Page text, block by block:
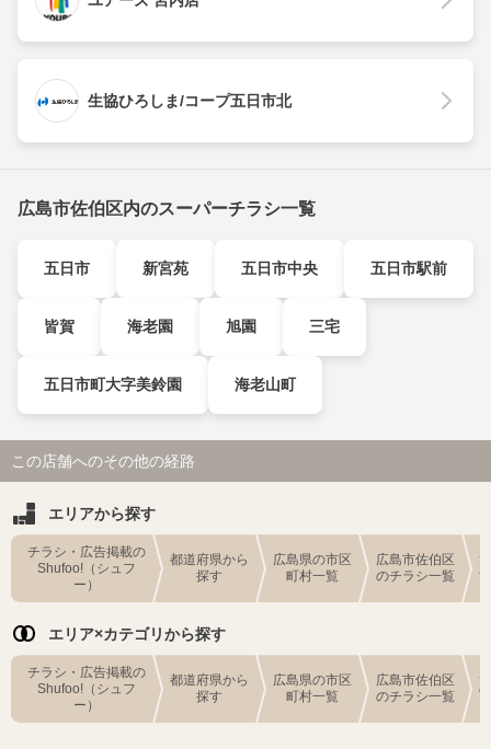
生協ひろしま/コープ五日市北
広島市佐伯区内のスーパーチラシ一覧
五日市 新宮苑 五日市中央 五日市駅前
皆賀 海老園 旭園 三宅
五日市町大字美鈴園 海老山町
この店舗へのその他の経路
エリアから探す
チラシ・広告掲載の
Shufoo!（シュフ
ー）
都道府県から
探す
広島県の市区
町村一覧
広島市佐伯区
のチラシ一覧
エリア×カテゴリから探す
チラシ・広告掲載の
Shufoo!（シュフ
ー）
都道府県から
探す
広島県の市区
町村一覧
広島市佐伯区
のチラシ一覧